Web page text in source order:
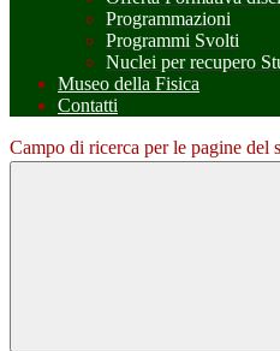
Programmazioni
Programmi Svolti
Nuclei per recupero
Museo della Fisica
Contatti
Campo di ricerca per le pagine del